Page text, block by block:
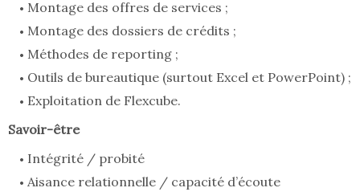
Montage des offres de services ;
Montage des dossiers de crédits ;
Méthodes de reporting ;
Outils de bureautique (surtout Excel et PowerPoint) ;
Exploitation de Flexcube.
Savoir-être
Intégrité / probité
Aisance relationnelle / capacité d’écoute